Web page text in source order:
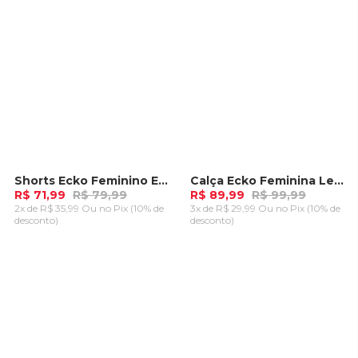
-10%Shorts Ecko Feminino Elo Rosa
R$ 71,99 R$ 79,99
2x de R$ 35,99 Ou no Pix (10% de
desconto)
- 10%Calça Ecko Feminina Legging Tal Preta
R$ 89,99 R$ 99,99
3x de R$ 29,99 Ou no Pix (10% de
desconto)